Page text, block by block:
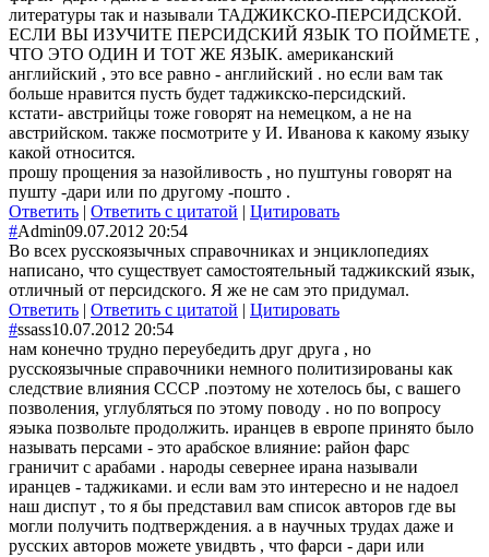
литературы так и называли ТАДЖИКСКО-ПЕРСИДСКОЙ.
ЕСЛИ ВЫ ИЗУЧИТЕ ПЕРСИДСКИЙ ЯЗЫК ТО ПОЙМЕТЕ ,
ЧТО ЭТО ОДИН И ТОТ ЖЕ ЯЗЫК. американский
английский , это все равно - английский . но если вам так
больше нравится пусть будет таджикско-персидский.
кстати- австрийцы тоже говорят на немецком, а не на
австрийском. также посмотрите у И. Иванова к какому языку
какой относится.
прошу прощения за назойливость , но пуштуны говорят на
пушту -дари или по другому -пошто .
Ответить | Ответить с цитатой | Цитировать
#Admin09.07.2012 20:54
Во всех русскоязычных справочниках и энциклопедиях
написано, что существует самостоятельный таджикский язык,
отличный от персидского. Я же не сам это придумал.
Ответить | Ответить с цитатой | Цитировать
#ssass10.07.2012 20:54
нам конечно трудно переубедить друг друга , но
русскоязычные справочники немного политизированы как
следствие влияния СССР .поэтому не хотелось бы, с вашего
позволения, углубляться по этому поводу . но по вопросу
яэыка позвольте продолжить. иранцев в европе принято было
называть персами - это арабское влияние: район фарс
граничит с арабами . народы севернее ирана называли
иранцев - таджиками. и если вам это интересно и не надоел
наш диспут , то я бы представил вам список авторов где вы
могли получить подтверждения. а в научных трудах даже и
русских авторов можете увидвть , что фарси - дари или